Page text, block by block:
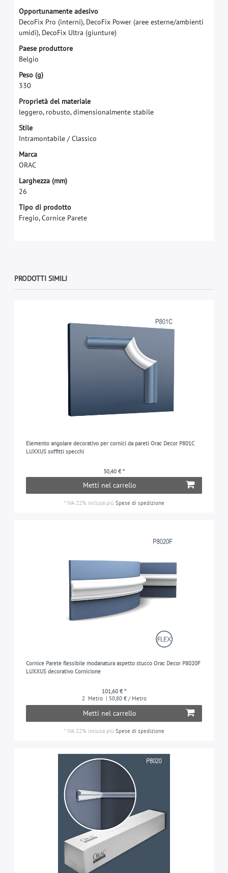
Opportunamente adesivo
DecoFix Pro (interni), DecoFix Power (aree esterne/ambienti
umidi), DecoFix Ultra (giunture)
Paese produttore
Belgio
Peso (g)
330
Proprietà del materiale
leggero, robusto, dimensionalmente stabile
Stile
Intramontabile / Classico
Marca
ORAC
Larghezza (mm)
26
Tipo di prodotto
Fregio, Cornice Parete
PRODOTTI SIMILI
Elemento angolare decorativo per cornici da pareti Orac Decor P801C
LUXXUS soffitti specchi
30,40 € *
Metti nel carrello
* IVA 22% inclusapiù Spese di spedizione
Cornice Parete flessibile modanatura aspetto stucco Orac Decor P8020F
LUXXUS decorativo Cornicione
101,60 € *
2 Metro | 50,80 € / Metro
Metti nel carrello
* IVA 22% inclusapiù Spese di spedizione